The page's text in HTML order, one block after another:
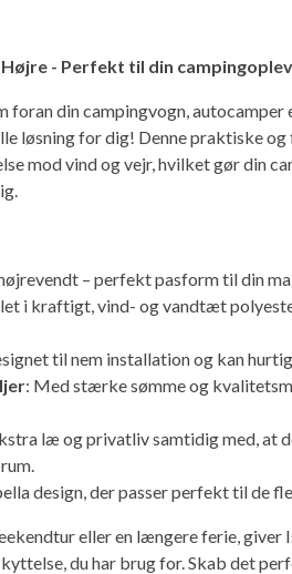
Højre - Perfekt til din
foran din campingvogn, autocamper
løsning for dig! Denne praktiske
mod vind og vejr, hvilket gør din
– perfekt pasform til din
i kraftigt, vind- og vandtæt
til nem installation og kan
: Med stærke sømme og
læ og privatliv samtidig med, at
design, der passer perfekt til de
eller en længere ferie, giver
du har brug for. Skab det